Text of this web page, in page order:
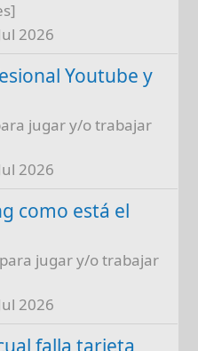
2026
Youtube y
jugar y/o trabajar
2026
como está el
para jugar y/o trabajar
2026
falla tarjeta